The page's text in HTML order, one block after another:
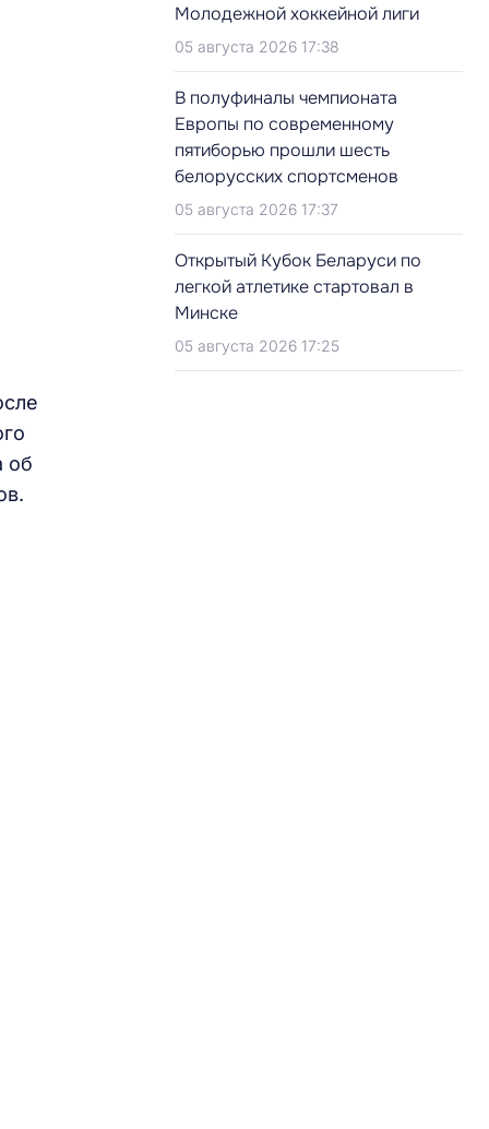
об
Молодежной хоккейной лиги
05 августа 2026 17:38
В полуфиналы чемпионата
Европы по современному
пятиборью прошли шесть
белорусских спортсменов
05 августа 2026 17:37
Открытый Кубок Беларуси по
легкой атлетике стартовал в
Минске
05 августа 2026 17:25